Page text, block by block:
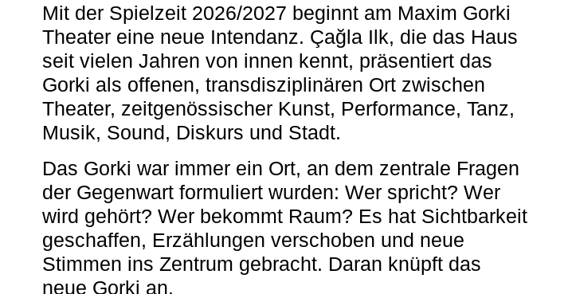
Mit der Spielzeit 2026/2027 beginnt am Maxim Gorki
Theater eine neue Intendanz. Çağla Ilk, die das Haus
seit vielen Jahren von innen kennt, präsentiert das
Gorki als offenen, transdisziplinären Ort zwischen
Theater, zeitgenössischer Kunst, Performance, Tanz,
Musik, Sound, Diskurs und Stadt.
Das Gorki war immer ein Ort, an dem zentrale Fragen
der Gegenwart formuliert wurden: Wer spricht? Wer
wird gehört? Wer bekommt Raum? Es hat Sichtbarkeit
geschaffen, Erzählungen verschoben und neue
Stimmen ins Zentrum gebracht. Daran knüpft das
neue Gorki an.